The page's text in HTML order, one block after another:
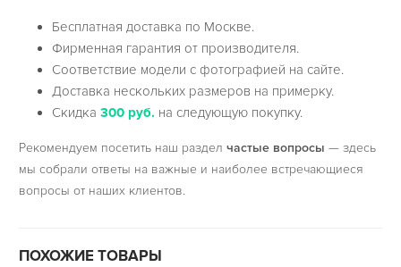
Бесплатная доставка по Москве.
Фирменная гарантия от производителя.
Соответствие модели с фотографией на сайте.
Доставка нескольких размеров на примерку.
Скидка300 руб. на следующую покупку.
Рекомендуем посетить наш раздел частые вопросы — здесь
мы собрали ответы на важные и наиболее встречающиеся
вопросы от наших клиентов.
ПОХОЖИЕ ТОВАРЫ